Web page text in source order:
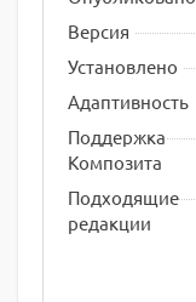
Версия
Установлено
Адаптивность
Поддержка
Композита
Подходящие
редакции